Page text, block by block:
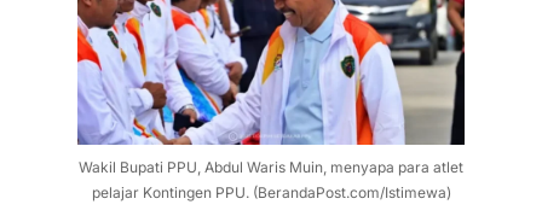
Wakil Bupati PPU, Abdul Waris Muin, menyapa para atlet
pelajar Kontingen PPU. (BerandaPost.com/Istimewa)